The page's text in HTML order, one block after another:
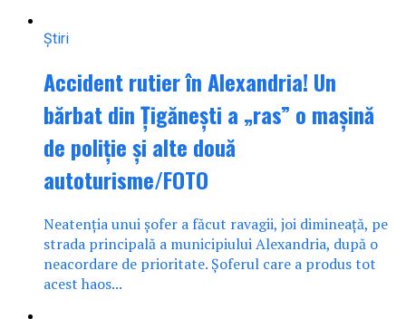
Știri
Accident rutier în Alexandria! Un
bărbat din Țigănești a „ras” o mașină
de poliție și alte două
autoturisme/FOTO
Neatenția unui șofer a făcut ravagii, joi dimineață, pe
strada principală a municipiului Alexandria, după o
neacordare de prioritate. Șoferul care a produs tot
acest haos...